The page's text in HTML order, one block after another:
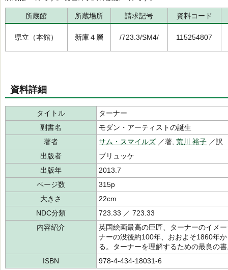
所蔵館 所蔵場所 請求記号 資料コード
県立（本館） 新庫４層 /723.3/SM4/ 115254807
資料詳細
タイトル
ターナー
副書名
モダン・アーティストの誕生
著者
サム・スマイルズ ／著, 荒川 裕子 ／訳
出版者
ブリュッケ
出版年
2013.7
ページ数
315p
大きさ
22cm
NDC分類
723.33 ／ 723.33
内容紹介
英国絵画最高の巨匠、ターナーのイメ
ナーの没後約100年、おおよそ1860年
る。ターナーを理解するための最良の
ISBN
978-4-434-18031-6